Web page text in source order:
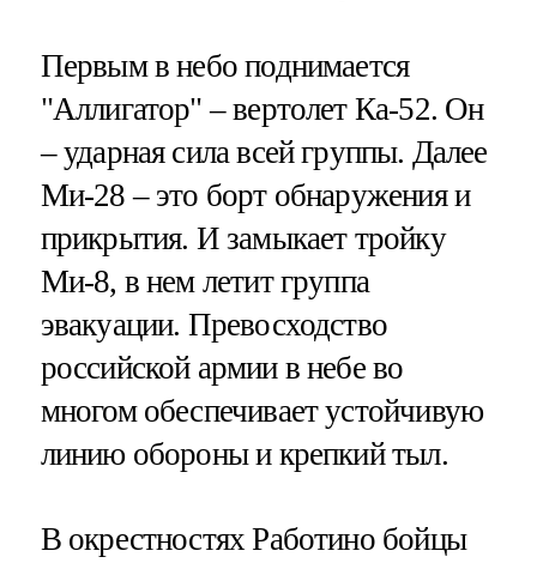
Первым в небо поднимается
"Аллигатор" – вертолет Ка-52. Он
– ударная сила всей группы. Далее
Ми-28 – это борт обнаружения и
прикрытия. И замыкает тройку
Ми-8, в нем летит группа
эвакуации. Превосходство
российской армии в небе во
многом обеспечивает устойчивую
линию обороны и крепкий тыл.
В окрестностях Работино бойцы